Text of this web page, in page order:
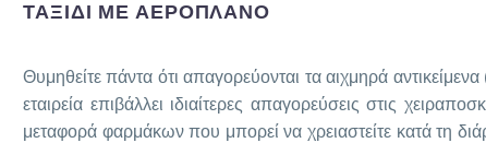
ΤΑΞΙΔΙ ΜΕ ΑΕΡΟΠΛΑΝΟ
Θυμηθείτε πάντα ότι απαγορεύονται τα αιχμηρά
εταιρεία επιβάλλει ιδιαίτερες απαγορεύσεις στις
μεταφορά φαρμάκων που μπορεί να χρειαστείτε κατά τη